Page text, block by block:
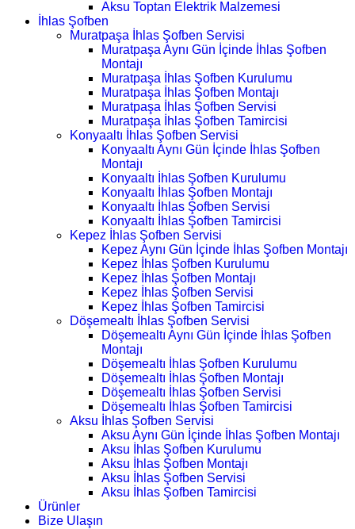
Aksu Toptan Elektrik Malzemesi
İhlas Şofben
Muratpaşa İhlas Şofben Servisi
Muratpaşa Aynı Gün İçinde İhlas Şofben
Montajı
Muratpaşa İhlas Şofben Kurulumu
Muratpaşa İhlas Şofben Montajı
Muratpaşa İhlas Şofben Servisi
Muratpaşa İhlas Şofben Tamircisi
Konyaaltı İhlas Şofben Servisi
Konyaaltı Aynı Gün İçinde İhlas Şofben
Montajı
Konyaaltı İhlas Şofben Kurulumu
Konyaaltı İhlas Şofben Montajı
Konyaaltı İhlas Şofben Servisi
Konyaaltı İhlas Şofben Tamircisi
Kepez İhlas Şofben Servisi
Kepez Aynı Gün İçinde İhlas Şofben Montajı
Kepez İhlas Şofben Kurulumu
Kepez İhlas Şofben Montajı
Kepez İhlas Şofben Servisi
Kepez İhlas Şofben Tamircisi
Döşemealtı İhlas Şofben Servisi
Döşemealtı Aynı Gün İçinde İhlas Şofben
Montajı
Döşemealtı İhlas Şofben Kurulumu
Döşemealtı İhlas Şofben Montajı
Döşemealtı İhlas Şofben Servisi
Döşemealtı İhlas Şofben Tamircisi
Aksu İhlas Şofben Servisi
Aksu Aynı Gün İçinde İhlas Şofben Montajı
Aksu İhlas Şofben Kurulumu
Aksu İhlas Şofben Montajı
Aksu İhlas Şofben Servisi
Aksu İhlas Şofben Tamircisi
Ürünler
Bize Ulaşın